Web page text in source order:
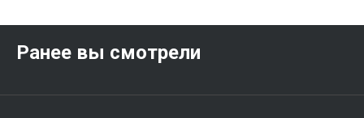
Ранее вы смотрели